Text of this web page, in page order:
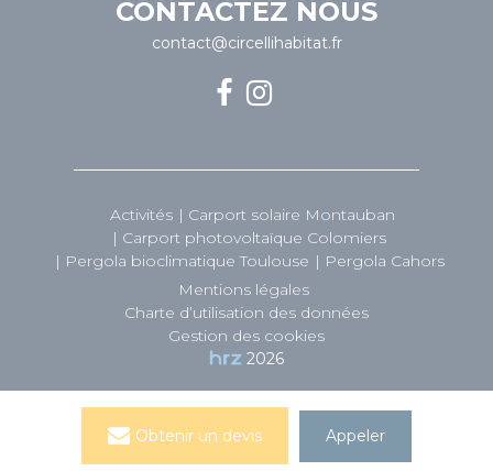
Obtenir un devis Appeler
CONTACTEZ NOUS
contact@circellihabitat.fr
Activités
Carport solaire Montauban
Carport photovoltaïque Colomiers
Pergola bioclimatique Toulouse
Pergola Cahors
Mentions légales
Charte d’utilisation des données
Gestion des cookies
2026